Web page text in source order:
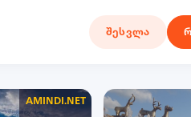
შესვლა
AMINDI.NET